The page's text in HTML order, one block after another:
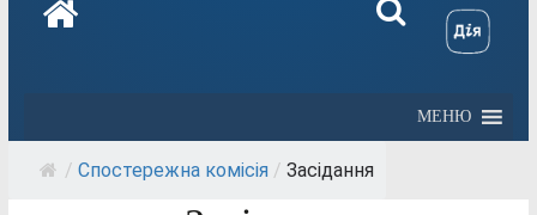
МЕНЮ
/ Спостережна комісія / Засідання